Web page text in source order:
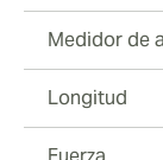
Medidor de
Longitud